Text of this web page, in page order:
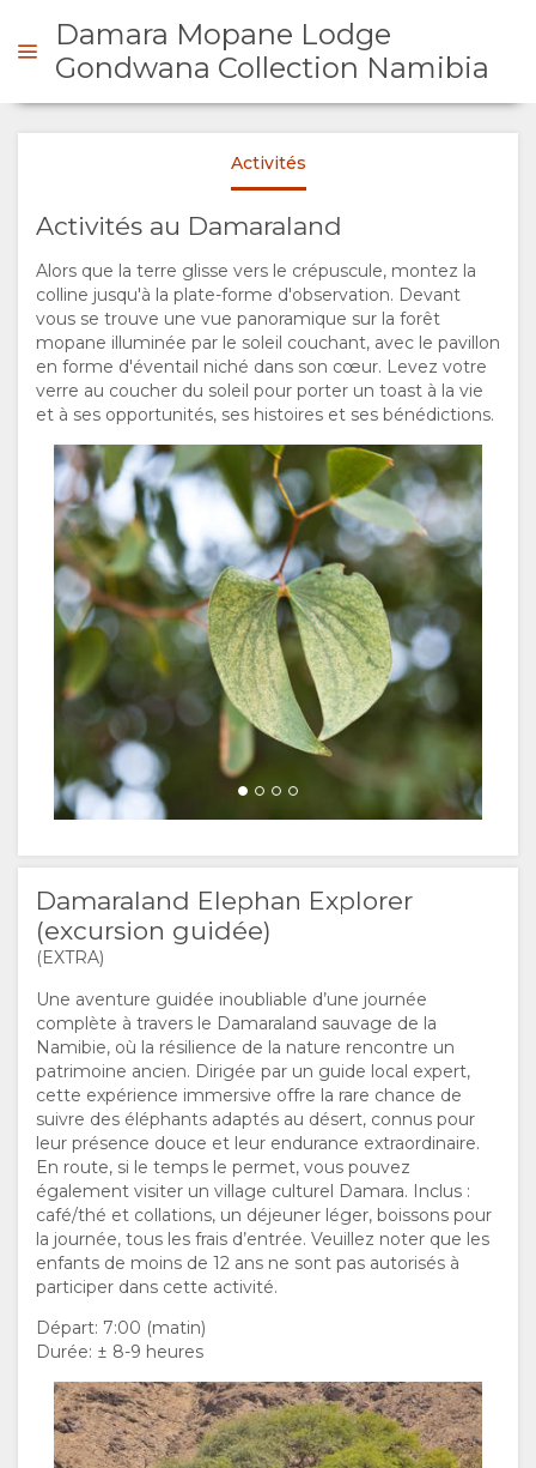
A
PROPOS
DE
NOUS
POURQUOI
RESERVER
UN
SEJOUR ICI
EQUIPEMENT
DOCUMENTS
TOURISME
RESPONSABLE
THE
GOOD
WE
CERTIFICATIONS
ET
DÉVELOPPEMENT
SÉJOUR
TYPE DE
CHAMBRES
GALLERIE
PHOTOS
VIDÉOS
TOUR
VIRTUEL
LOISIRS
ACTIVITÉS
CARTE
SITUATION
DIRECTIONS
CONTACT
CHANGEMENT
ALLEMAND
ESPAGNOL
ITALIEN
PORTUGUAIS
RUSSE
ANGLAIS
Damara Mopane Lodge
Gondwana Collection Namibia
Activités
Activités au Damaraland
Alors que la terre glisse vers le crépuscule, montez la
colline jusqu'à la plate-forme d'observation. Devant
vous se trouve une vue panoramique sur la forêt
mopane illuminée par le soleil couchant, avec le pavillon
en forme d'éventail niché dans son cœur. Levez votre
verre au coucher du soleil pour porter un toast à la vie
et à ses opportunités, ses histoires et ses bénédictions.
Damaraland Elephan Explorer
(excursion guidée)
(EXTRA)
Une aventure guidée inoubliable d’une journée
complète à travers le Damaraland sauvage de la
Namibie, où la résilience de la nature rencontre un
patrimoine ancien. Dirigée par un guide local expert,
cette expérience immersive offre la rare chance de
suivre des éléphants adaptés au désert, connus pour
leur présence douce et leur endurance extraordinaire.
En route, si le temps le permet, vous pouvez
également visiter un village culturel Damara. Inclus :
café/thé et collations, un déjeuner léger, boissons pour
la journée, tous les frais d’entrée. Veuillez noter que les
enfants de moins de 12 ans ne sont pas autorisés à
participer dans cette activité.
Départ: 7:00 (matin)
Durée: ± 8-9 heures
Damaraland Elephant Explorer
GondwanaCollectionNamibia
GondwanaCollectionNamibia
Damaraland Elephant Explorer
GondwanaCollectionNamibia
Damaraland Elephant Explorer
GondwanaCollectionNamibia
Damara Mopane Lodge activity
GondwanaCollectionNamibia
GondwanaCollectionNamibia
Damara Mopane Lodge activity
GondwanaCollectionNamibia
Damara Mopane Lodge activity
GondwanaCollectionNamibia